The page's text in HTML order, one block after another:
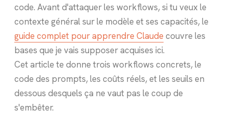
code. Avant d'attaquer les workflows, si tu veux le
contexte général sur le modèle et ses capacités, le
guide complet pour apprendre Claude couvre les
bases que je vais supposer acquises ici.
Cet article te donne trois workflows concrets, le
code des prompts, les coûts réels, et les seuils en
dessous desquels ça ne vaut pas le coup de
s'embêter.